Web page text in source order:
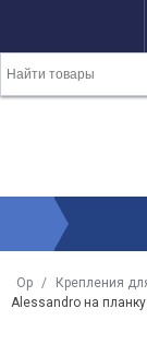
Op / Крепления
Alessandro на